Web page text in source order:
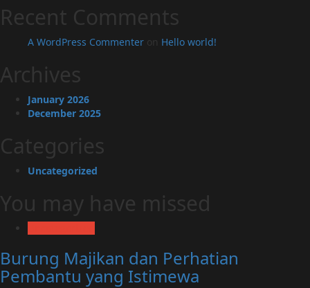
Recent Comments
A WordPress Commenter on Hello world!
Archives
January 2026
December 2025
Categories
Uncategorized
You may have missed
Burung Majikan dan Perhatian
Pembantu yang Istimewa